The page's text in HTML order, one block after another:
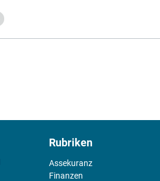
Rubriken
Assekuranz
Finanzen